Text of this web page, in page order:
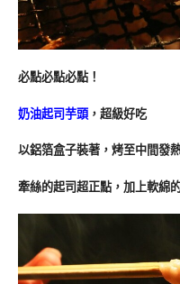
必點必點必點！
奶油起司芋頭 ，超級好吃
以鋁箔盒子裝著，烤至中間發
牽絲的起司超正點，加上軟綿